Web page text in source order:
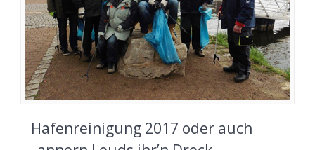
Hafenreinigung 2017 oder auch